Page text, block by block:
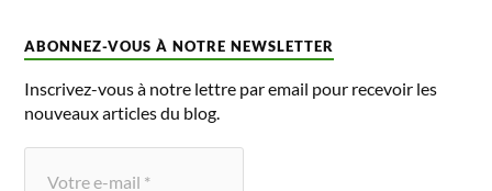
ABONNEZ-VOUS À NOTRE NEWSLETTER
Inscrivez-vous à notre lettre par email pour recevoir les
nouveaux articles du blog.